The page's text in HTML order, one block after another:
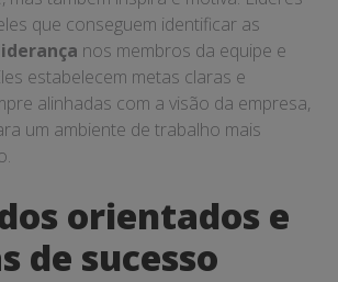
que conseguem identificar as
nos membros da equipe e
estabelecem metas claras e
alinhadas com a visão da empresa,
um ambiente de trabalho mais
orientados e
de sucesso